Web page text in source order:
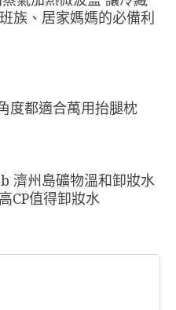
族、居家媽媽的必備利
度都適合萬用抬腿枕
濟州島礦物溫和卸妝水
CP值得卸妝水